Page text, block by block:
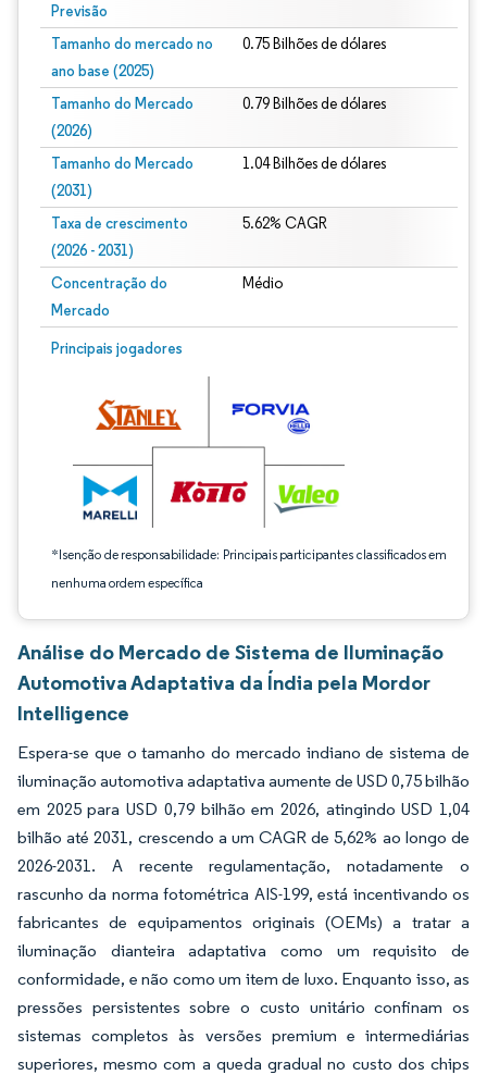
Previsão
Tamanho do mercado no
ano base (2025)
0.75 Bilhões de dólares
Tamanho do Mercado
(2026)
0.79 Bilhões de dólares
Tamanho do Mercado
(2031)
1.04 Bilhões de dólares
Taxa de crescimento
(2026 - 2031)
5.62% CAGR
Concentração do
Mercado
Médio
Principais jogadores
*Isenção de responsabilidade: Principais participantes classificados em
nenhuma ordem específica
Imagem © Mordor Intelligence. O reuso requer atribuição conforme CC BY 4.0.
Análise do Mercado de Sistema de Iluminação
Automotiva Adaptativa da Índia pela Mordor
Intelligence
Espera-se que o tamanho do mercado indiano de sistema de
iluminação automotiva adaptativa aumente de USD 0,75 bilhão
em 2025 para USD 0,79 bilhão em 2026, atingindo USD 1,04
bilhão até 2031, crescendo a um CAGR de 5,62% ao longo de
2026-2031. A recente regulamentação, notadamente o
rascunho da norma fotométrica AIS-199, está incentivando os
fabricantes de equipamentos originais (OEMs) a tratar a
iluminação dianteira adaptativa como um requisito de
conformidade, e não como um item de luxo. Enquanto isso, as
pressões persistentes sobre o custo unitário confinam os
sistemas completos às versões premium e intermediárias
superiores, mesmo com a queda gradual no custo dos chips